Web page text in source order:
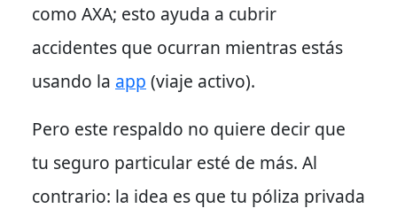
como AXA; esto ayuda a cubrir
accidentes que ocurran mientras estás
usando la app (viaje activo).
Pero este respaldo no quiere decir que
tu seguro particular esté de más. Al
contrario: la idea es que tu póliza privada